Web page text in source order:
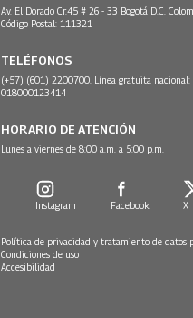
Av. El Dorado Cr.45 # 26 - 33 Bogotá D.C.
Código Postal: 111321
TELÉFONOS
(+57) (601) 2200700. Línea gratuita nacional:
018000123414
HORARIO DE ATENCIÓN
Lunes a viernes de 8:00 a.m. a 5:00 p.m.
Instagram Facebook X
Política de privacidad y tratamiento de datos
Condiciones de uso
Accesibilidad